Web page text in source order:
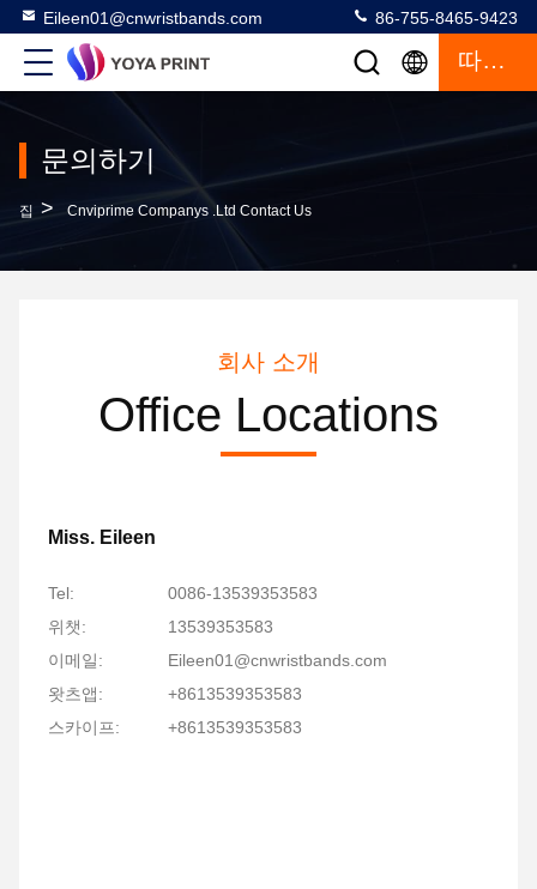
Eileen01@cnwristbands.com 86-755-8465-9423
따옴표
문의하기
집 > Cnviprime Companys .Ltd Contact Us
회사 소개
Office Locations
Miss. Eileen
Tel:
0086-13539353583
위챗:
13539353583
이메일:
Eileen01@cnwristbands.com
왓츠앱:
+8613539353583
스카이프:
+8613539353583